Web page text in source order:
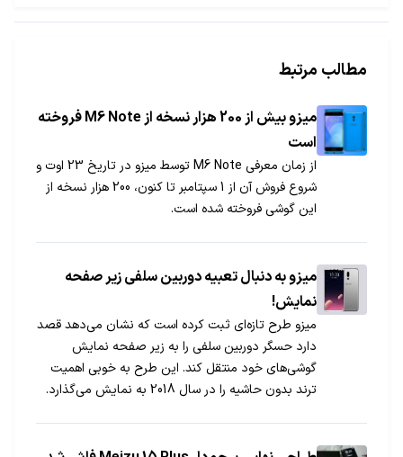
مطالب مرتبط
میزو بیش از 200 هزار نسخه از M6 Note فروخته
است
از زمان معرفی M6 Note توسط میزو در تاریخ 23 اوت و
شروع فروش آن از 1 سپتامبر تا کنون، 200 هزار نسخه از
این گوشی فروخته شده‌ است.
میزو به دنبال تعبیه دوربین سلفی زیر صفحه
نمایش!
میزو طرح تازه‌ای ثبت کرده است که نشان می‌دهد قصد
دارد حسگر دوربین سلفی را به زیر صفحه نمایش
گوشی‌های خود منتقل کند. این طرح به خوبی اهمیت
ترند بدون حاشیه را در سال 2018 به نمایش می‌گذارد.